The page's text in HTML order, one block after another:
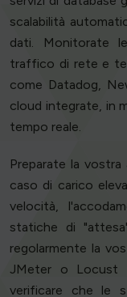
scalabilità
dati. Monitorate
traffico di rete e
come Datadog,
cloud integrate, in
tempo reale.
Preparate la vostra
caso di carico
velocità,
statiche di
regolarmente la
JMeter o Locust
verificare che le